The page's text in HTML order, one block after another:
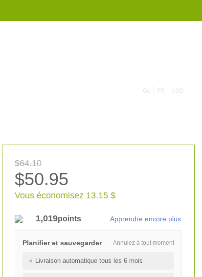
Go FR USD
$64.10
$50.95
Vous économisez 13.15 $
1,019points Apprendre encore plus
Annulez à tout moment
Planifier et sauvegarder
Livraison automatique tous les 6 mois